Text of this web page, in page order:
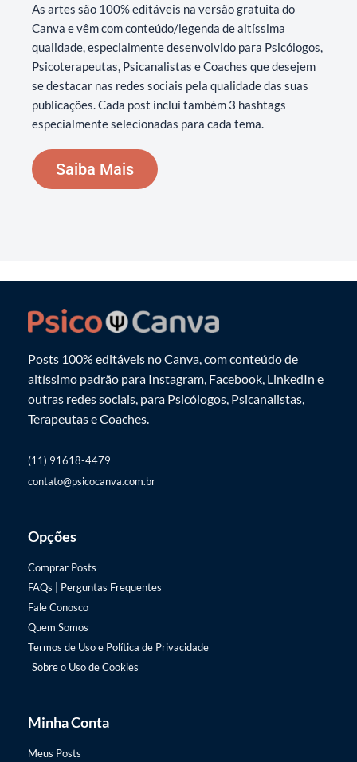
As artes são 100% editáveis na versão gratuita do
Canva e vêm com conteúdo/legenda de altíssima
qualidade, especialmente desenvolvido para Psicólogos,
Psicoterapeutas, Psicanalistas e Coaches que desejem
se destacar nas redes sociais pela qualidade das suas
publicações. Cada post inclui também 3 hashtags
especialmente selecionadas para cada tema.
Saiba Mais
Posts 100% editáveis no Canva, com conteúdo de
altíssimo padrão para Instagram, Facebook, LinkedIn e
outras redes sociais, para Psicólogos, Psicanalistas,
Terapeutas e Coaches.
(11) 91618-4479
contato@psicocanva.com.br
Opções
Comprar Posts
FAQs | Perguntas Frequentes
Fale Conosco
Quem Somos
Termos de Uso e Política de Privacidade
Sobre o Uso de Cookies
Minha Conta
Meus Posts